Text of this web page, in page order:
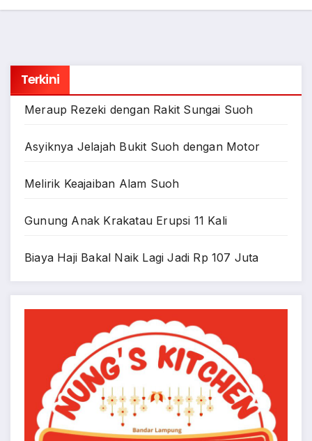
Terkini
Meraup Rezeki dengan Rakit Sungai Suoh
Asyiknya Jelajah Bukit Suoh dengan Motor
Melirik Keajaiban Alam Suoh
Gunung Anak Krakatau Erupsi 11 Kali
Biaya Haji Bakal Naik Lagi Jadi Rp 107 Juta